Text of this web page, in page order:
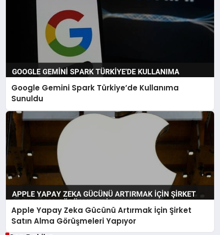
Google Gemini Spark Türkiye’de Kullanıma
Sunuldu
Apple Yapay Zeka Gücünü Artırmak İçin Şirket
Satın Alma Görüşmeleri Yapıyor